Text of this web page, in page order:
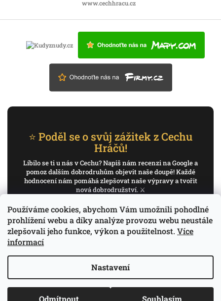
Používáme cookies, abychom Vám umožnili pohodlné
prohlížení webu a díky analýze provozu webu neustále
zlepšovali jeho funkce, výkon a použitelnost. Více
informací
Nastavení
Odmítnout Souhlasím
www.cechhracu.cz
⭐ Poděl se o svůj zážitek z Cechu
Hráčů!
Líbilo se ti u nás v Cechu? Napiš nám recenzi na Google a
pomoz dalším dobrodruhům objevit naše doupě! Každé
hodnocení nám pomáhá zlepšovat naše výpravy a tvořit
nová dobrodružství. ⚔️
✍️ Napiš recenzi na Google
Děkujeme, že pomáháš psát příběh Cechu Hráčů.
Vytvořil ShoptetCopyright 2026 Cech Hráčů. Všechna práva